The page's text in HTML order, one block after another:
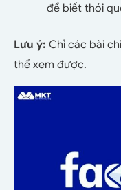
để biết thói
Lưu ý: Chỉ các bài
thể xem được.